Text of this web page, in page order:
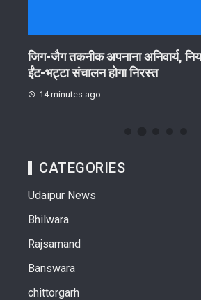
जिग-जैग तकनीक अपनाना अनिवार्य,
ईंट-भट्टा संचालन होगा निरस्त
14 minutes ago
CATEGORIES
Udaipur News
Bhilwara
Rajsamand
Banswara
chittorgarh